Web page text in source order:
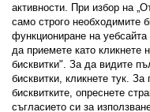
FacebookTwitterYoutube
активности. При избор на
само строго необходимитe
функциониране на
да приемете като кликнете
бисквитки". За да видите
бисквитки, кликнете тук.
бисквитките, опреснете
съгласието си за